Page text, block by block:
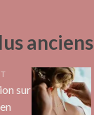
anciens
sur